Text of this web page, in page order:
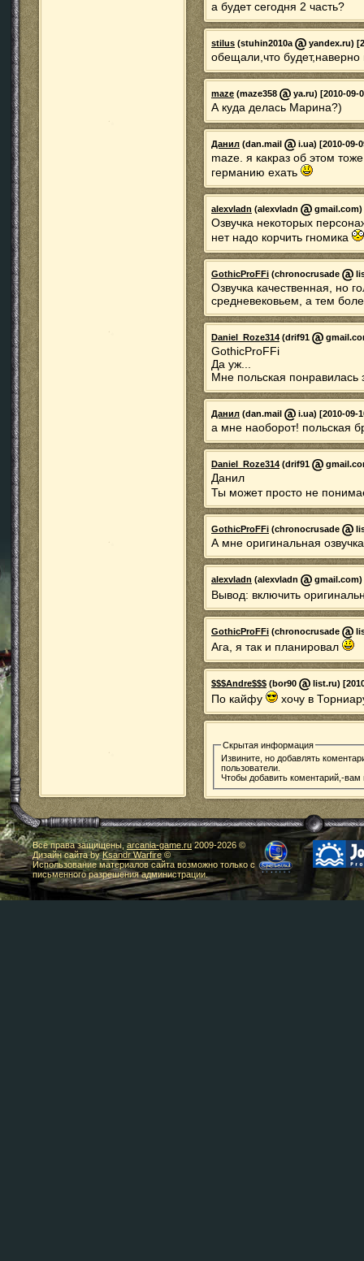
а будет сегодня 2 часть?
stilus (stuhin2010a yandex.ru)
обещали,что будет,наверно
maze (maze358 ya.ru) [2010-09-
А куда делась Марина?)
Данил (dan.mail i.ua) [2010-09-
maze. я какраз об этом
германию ехать
alexvladn (alexvladn gmail.com)
Озвучка некоторых
нет надо корчить гномика
GothicProFFi (chronocrusade
Озвучка качественная, но
средневековьем, а тем
Daniel_Roze314 (drif91
GothicProFFi
Да уж...
Мне польская понравилась
Данил (dan.mail i.ua) [2010-09-
а мне наоборот! польская
Daniel_Roze314 (drif91
Данил
Ты может просто не
GothicProFFi (chronocrusade
А мне оригинальная
alexvladn (alexvladn gmail.com)
Вывод: включить
GothicProFFi (chronocrusade
Ага, я так и планировал
$$$Andre$$$ (bor90 list.ru)
По кайфу хочу в
Скрытая информация
Извините, но добавлять
пользователи.
Чтобы добавить коментарий,-
Все права защищены,arcania-game.ru2009-2026 ©
Дизайн сайта byKsandr Warfire©
Использование материалов сайта возможно только с
письменного разрешения администрации.